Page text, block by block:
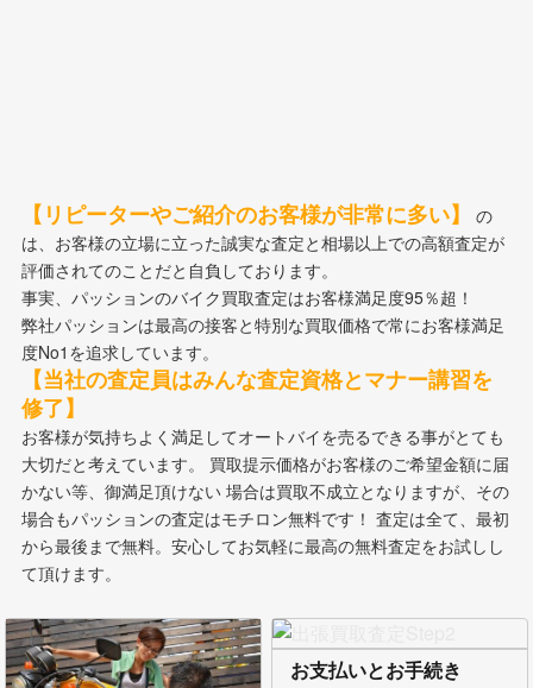
【リピーターやご紹介のお客様が非常に多い】
は、お客様の立場に立った誠実な査定と相場以上での高額査定が
評価されてのことだと自負しております。
事実、パッションのバイク買取査定はお客様満足度95％超！
弊社パッションは最高の接客と特別な買取価格で常にお客様満足
度No1を追求しています。
【当社の査定員はみんな査定資格とマナー講習を
修了】
お客様が気持ちよく満足してオートバイを売るできる事がとても
大切だと考えています。 買取提示価格がお客様のご希望金額に届
かない等、御満足頂けない 場合は買取不成立となりますが、その
場合もパッションの査定はモチロン無料です！ 査定は全て、最初
から最後まで無料。安心してお気軽に最高の無料査定をお試しし
て頂けます。
お支払いとお手続き